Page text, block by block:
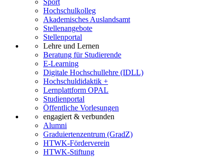
Sport
Hochschulkolleg
Akademisches Auslandsamt
Stellenangebote
Stellenportal
Lehre und Lernen
Beratung für Studierende
E-Learning
Digitale Hochschullehre (IDLL)
Hochschuldidaktik +
Lernplattform OPAL
Studienportal
Öffentliche Vorlesungen
engagiert & verbunden
Alumni
Graduiertenzentrum (GradZ)
HTWK-Förderverein
HTWK-Stiftung